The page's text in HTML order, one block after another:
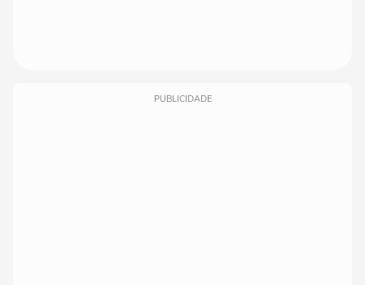
PUBLICIDADE